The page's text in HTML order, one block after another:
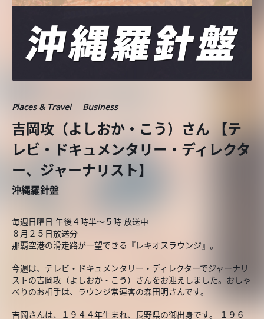
Places & Travel Business
吉岡攻（よしおか・こう）さん 【テ
レビ・ドキュメンタリー・ディレクタ
ー、ジャーナリスト】
沖縄羅針盤
毎週日曜日 午後４時半～５時 放送中
８月２５日放送分
那覇空港の滑走路が一望できる『レキオスラウンジ』。
今週は、テレビ・ドキュメンタリー・ディレクターでジャーナリ
ストの吉岡攻（よしおか・こう）さんをお迎えしました。おしゃ
べりのお相手は、ラウンジ常連客の森田明さんです。
吉岡さんは、１９４４年生まれ、長野県の御出身です。 １９６